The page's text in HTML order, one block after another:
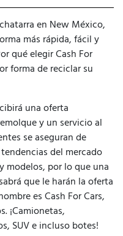
en New México,
más rápida, fácil y
qué elegir Cash For
forma de reciclar su
una oferta
y un servicio al
se aseguran de
del mercado
modelos, por lo que una
que le harán la oferta
es Cash For Cars,
¡Camionetas,
SUV e incluso botes!